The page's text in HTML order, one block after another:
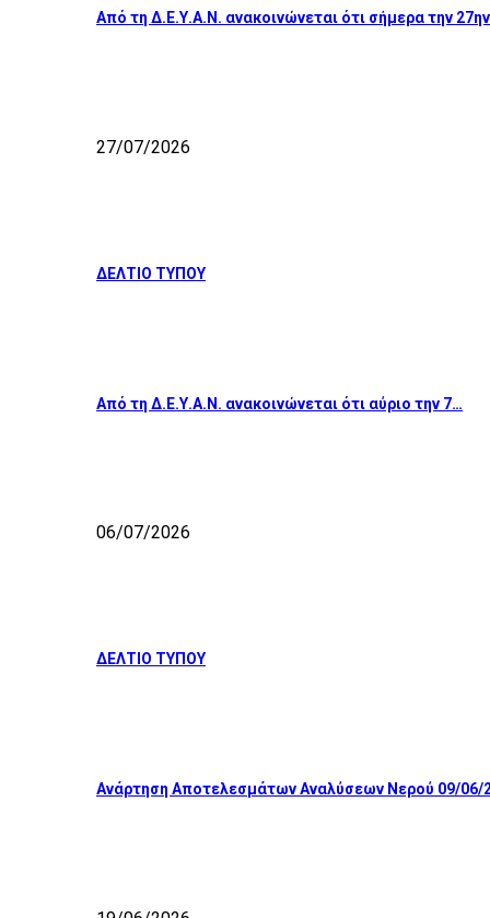
Από τη Δ.Ε.Υ.Α.Ν. ανακοινώνεται ότι σήμερα την
27/07/2026
ΔΕΛΤΙΟ ΤΥΠΟΥ
Από τη Δ.Ε.Υ.Α.Ν. ανακοινώνεται ότι αύριο την 7…
06/07/2026
ΔΕΛΤΙΟ ΤΥΠΟΥ
Ανάρτηση Αποτελεσμάτων Αναλύσεων Νερού 09/06/